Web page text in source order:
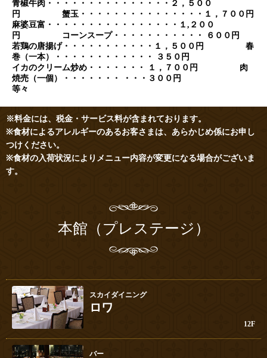
青椒牛肉・・・・・・・・・・・・・・・２，５００
円 蟹玉・・・・・・・・・・・・・・・１，７００円
麻婆豆富・・・・・・・・・・・・・・・・１,２００
円 コーンスープ・・・・・・・・・・・ ６００円
若鶏の唐揚げ・・・・・・・・・・・１，５００円 春
巻（一本）・・・・・・・・・・・・ ３５０円
イカのクリーム炒め・・・・・・・ １，７００円 肉
焼売（一個）・・・・・・・ ・・・３００円
等々
※料金には、税金・サービス料が含まれております。
※食材によるアレルギーのあるお客さまは、あらかじめ係にお申し
つけください。
※食材の入荷状況によりメニュー内容が変更になる場合がございま
す。
本館（プレステージ）
スカイダイニング
ロワ
12F
バー